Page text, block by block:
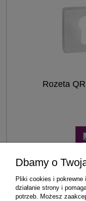
Rozeta
« 1 ... 13
Dbamy o
Pliki cookies i pokrewne
działanie strony i
potrzeb. Możesz